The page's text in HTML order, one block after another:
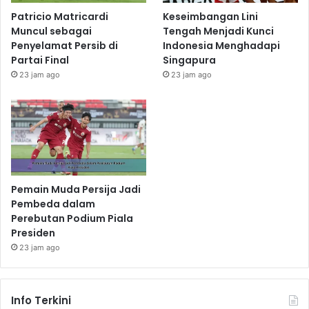
Patricio Matricardi
Muncul sebagai
Penyelamat Persib di
Partai Final
23 jam ago
Keseimbangan Lini
Tengah Menjadi Kunci
Indonesia Menghadapi
Singapura
23 jam ago
Pemain Muda Persija Jadi
Pembeda dalam
Perebutan Podium Piala
Presiden
23 jam ago
Info Terkini